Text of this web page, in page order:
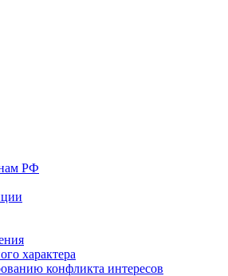
РФ
характера
конфликта интересов